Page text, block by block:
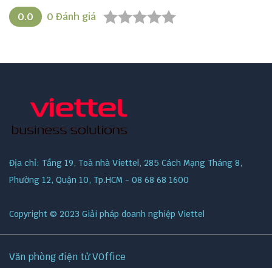
0.0 0 Đánh giá
Địa chỉ: Tầng 19, Toà nhà Viettel, 285 Cách Mạng Tháng 8,
Phường 12, Quận 10, Tp.HCM - 08 68 68 1600
Copyright © 2023 Giải pháp doanh nghiệp Viettel
Văn phòng điện tử VOffice